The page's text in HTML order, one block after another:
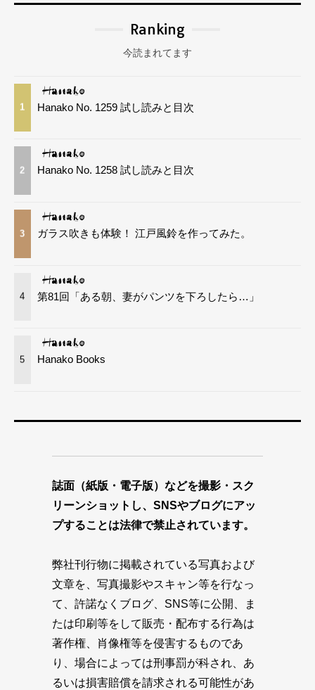
Ranking
今読まれてます
1 Hanako No. 1259 試し読みと目次
2 Hanako No. 1258 試し読みと目次
3 ガラス吹きも体験！ 江戸風鈴を作ってみた。
4 第81回「ある朝、妻がパンツを下ろしたら…」
5 Hanako Books
誌面（紙版・電子版）などを撮影・スク
リーンショットし、SNSやブログにアッ
プすることは法律で禁止されています。
弊社刊行物に掲載されている写真および
文章を、写真撮影やスキャン等を行なっ
て、許諾なくブログ、SNS等に公開、ま
たは印刷等をして販売・配布する行為は
著作権、肖像権等を侵害するものであ
り、場合によっては刑事罰が科され、あ
るいは損害賠償を請求される可能性があ